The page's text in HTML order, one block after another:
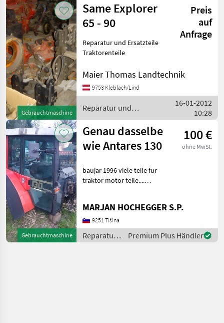
Gebrauchtmaschine
Same Explorer
65 - 90
Preis
auf
Anfrage
Reparatur und Ersatzteile
Traktorenteile
Maier Thomas Landtechnik
9753 Kleblach/Lind
Reparatur und
Ersatzteile / Same
16-01-2012
10:28
Gebrauchtmaschine
Genau dasselbe
wie Antares 130
100 €
ohne MwSt.
baujar 1996 viele teile fur
traktor motor teile....
felgen ...... auch explorer
teile antares und silver . it
MARJAN HOCHEGGER S.P.
9251 Tišina
Reparatur
und
Premium Plus Händler